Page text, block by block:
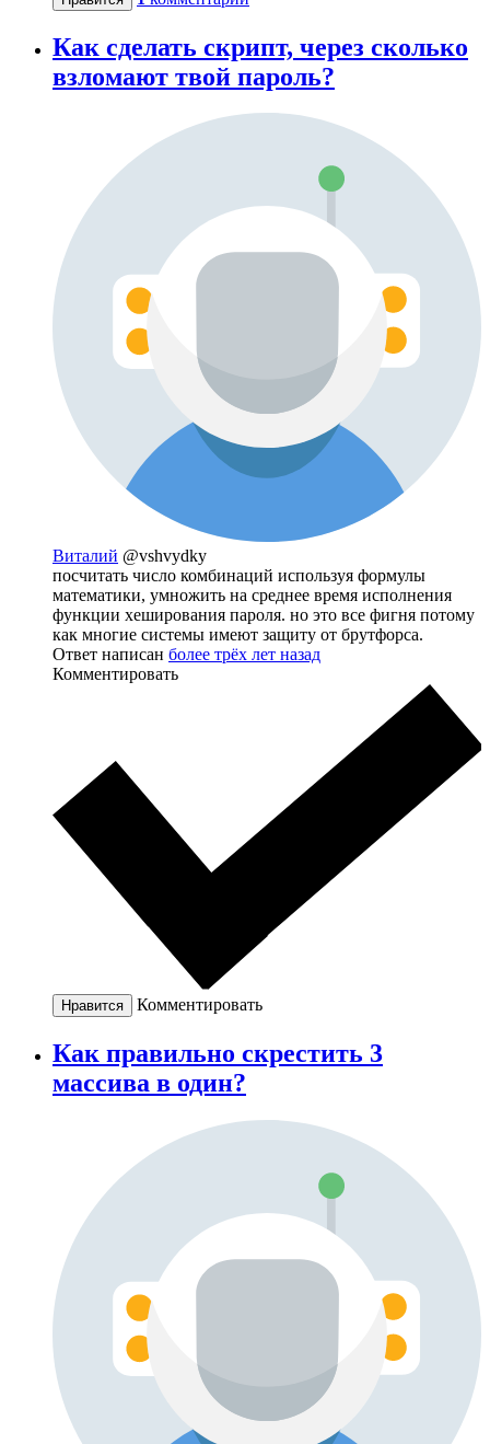
Как сделать скрипт, через сколько
взломают твой пароль?
Виталий @vshvydky
посчитать число комбинаций используя формулы
математики, умножить на среднее время исполнения
функции хеширования пароля. но это все фигня потому
как многие системы имеют защиту от брутфорса.
Ответ написан более трёх лет назад
Комментировать
Нравится Комментировать
Как правильно скрестить 3
массива в один?